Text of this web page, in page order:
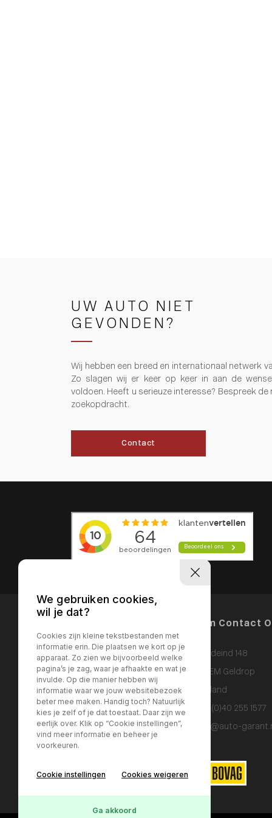
UW AUTO NIET
GEVONDEN?
Wij hebben een breed en internationaal netwerk
Zo slagen wij er keer op keer in aan de
voldoen. Heeft u serieuze interesse? Bespreek de
zoekopdracht.
Contact
HOME
DIENSTEN
WERKPLAATS
OVER ONS
CONTACT
Neem Contact
Bogardeind 148
5664 EM Geldrop
Nederland
+ 31 (0)40 255 1577
info@auto-
We gebruiken cookies,
wil je dat?
Cookies zijn kleine tekstbestanden met
informatie erin. Die plaatsen we kort op je
apparaat. Zo zien we bijvoorbeeld welke
pagina’s je zag, waar je afhaakte en wat je
invulde. Op die manier hebben wij
informatie waar we jouw websitebezoek
beter mee maken. Handig toch? Natuurlijk
kies je zelf of je dat toestaat. Daar zijn we
eerlijk over. Klik op “Cookie instellingen”,
vind meer informatie en beheer je
voorkeuren.
Cookie instellingen Cookies weigeren
Ga akkoord